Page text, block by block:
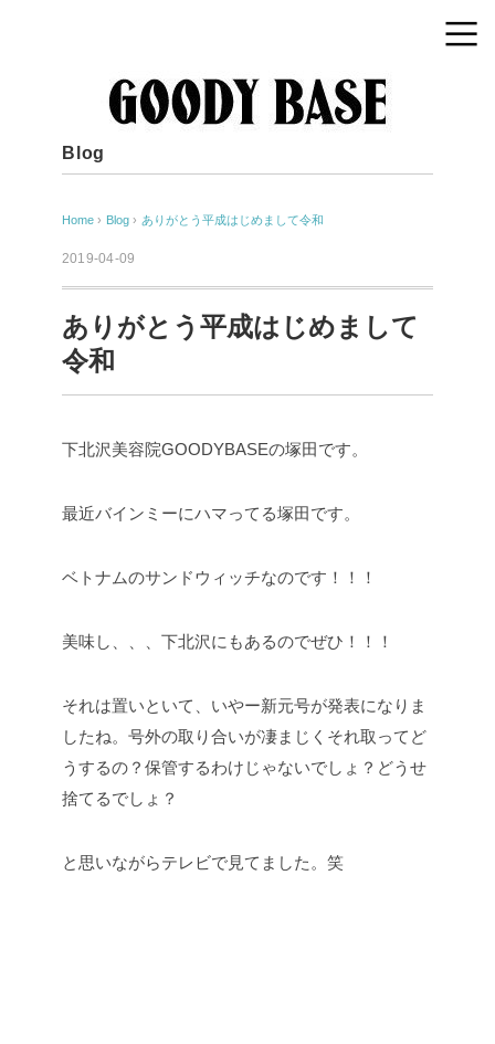
Blog
Home › Blog › ありがとう平成はじめまして令和
2019-04-09
ありがとう平成はじめまして
令和
下北沢美容院GOODYBASEの塚田です。
最近バインミーにハマってる塚田です。
ベトナムのサンドウィッチなのです！！！
美味し、、、下北沢にもあるのでぜひ！！！
それは置いといて、いやー新元号が発表になりま
したね。号外の取り合いが凄まじくそれ取ってど
うするの？保管するわけじゃないでしょ？どうせ
捨てるでしょ？
と思いながらテレビで見てました。笑